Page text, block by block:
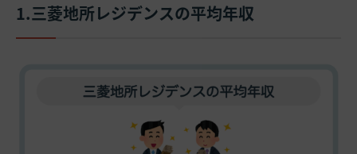
1.三菱地所レジデンスの平均年収